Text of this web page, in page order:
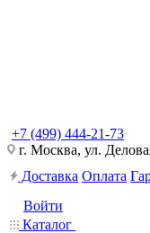
+7 (499) 444-21-73
г. Москва, ул.
Доставка Оплата
Войти
Каталог